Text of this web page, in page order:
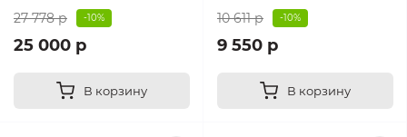
27 778 р -10%
25 000 р
В корзину
10 611 р -10%
9 550 р
В корзину